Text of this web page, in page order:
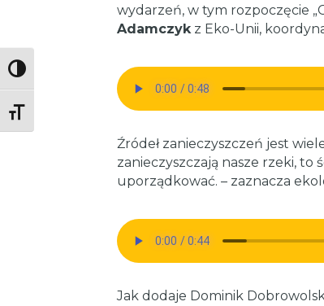
Toggle High Contrast
Toggle Font size
wydarzeń, w tym rozpoczęcie
Adamczykz Eko-Unii,
Źródeł zanieczyszczeń jest
zanieczyszczają nasze rzeki, to
uporządkować. – zaznacza
Jak dodaje Dominik